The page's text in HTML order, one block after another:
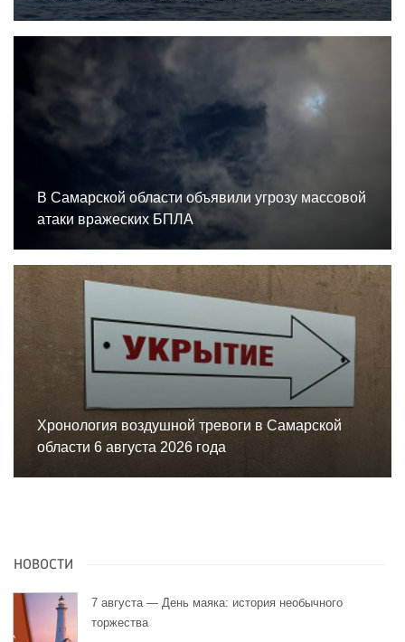
В Самарской области объявили угрозу массовой
атаки вражеских БПЛА
Хронология воздушной тревоги в Самарской
области 6 августа 2026 года
НОВОСТИ
7 августа — День маяка: история необычного
торжества